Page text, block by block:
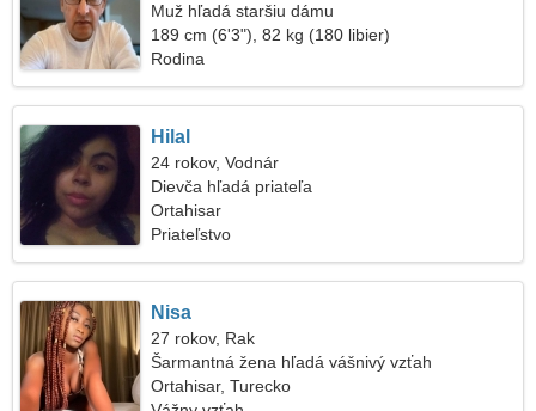
Muž hľadá staršiu dámu
189 cm (6'3"), 82 kg (180 libier)
Rodina
Hilal
24 rokov, Vodnár
Dievča hľadá priateľa
Ortahisar
Priateľstvo
Nisa
27 rokov, Rak
Šarmantná žena hľadá vášnivý vzťah
Ortahisar, Turecko